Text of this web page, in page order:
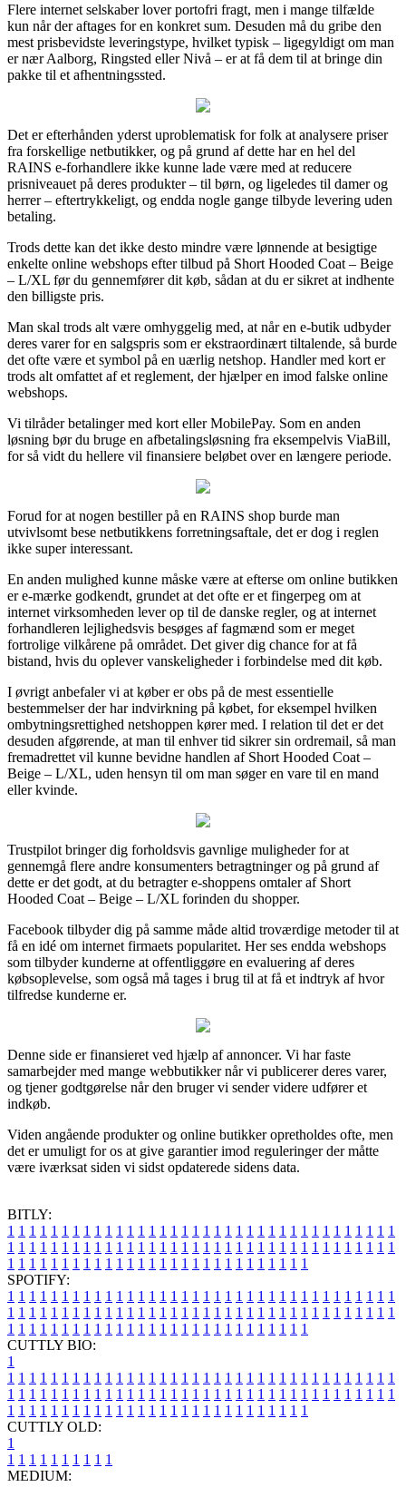
Flere internet selskaber lover portofri fragt, men i mange tilfælde
kun når der aftages for en konkret sum. Desuden må du gribe den
mest prisbevidste leveringstype, hvilket typisk – ligegyldigt om man
er nær Aalborg, Ringsted eller Nivå – er at få dem til at bringe din
pakke til et afhentningssted.
Det er efterhånden yderst uproblematisk for folk at analysere priser
fra forskellige netbutikker, og på grund af dette har en hel del
RAINS e-forhandlere ikke kunne lade være med at reducere
prisniveauet på deres produkter – til børn, og ligeledes til damer og
herrer – eftertrykkeligt, og endda nogle gange tilbyde levering uden
betaling.
Trods dette kan det ikke desto mindre være lønnende at besigtige
enkelte online webshops efter tilbud på Short Hooded Coat – Beige
– L/XL før du gennemfører dit køb, sådan at du er sikret at indhente
den billigste pris.
Man skal trods alt være omhyggelig med, at når en e-butik udbyder
deres varer for en salgspris som er ekstraordinært tiltalende, så burde
det ofte være et symbol på en uærlig netshop. Handler med kort er
trods alt omfattet af et reglement, der hjælper en imod falske online
webshops.
Vi tilråder betalinger med kort eller MobilePay. Som en anden
løsning bør du bruge en afbetalingsløsning fra eksempelvis ViaBill,
for så vidt du hellere vil finansiere beløbet over en længere periode.
Forud for at nogen bestiller på en RAINS shop burde man
utvivlsomt bese netbutikkens forretningsaftale, det er dog i reglen
ikke super interessant.
En anden mulighed kunne måske være at efterse om online butikken
er e-mærke godkendt, grundet at det ofte er et fingerpeg om at
internet virksomheden lever op til de danske regler, og at internet
forhandleren lejlighedsvis besøges af fagmænd som er meget
fortrolige vilkårene på området. Det giver dig chance for at få
bistand, hvis du oplever vanskeligheder i forbindelse med dit køb.
I øvrigt anbefaler vi at køber er obs på de mest essentielle
bestemmelser der har indvirkning på købet, for eksempel hvilken
ombytningsrettighed netshoppen kører med. I relation til det er det
desuden afgørende, at man til enhver tid sikrer sin ordremail, så man
fremadrettet vil kunne bevidne handlen af Short Hooded Coat –
Beige – L/XL, uden hensyn til om man søger en vare til en mand
eller kvinde.
Trustpilot bringer dig forholdsvis gavnlige muligheder for at
gennemgå flere andre konsumenters betragtninger og på grund af
dette er det godt, at du betragter e-shoppens omtaler af Short
Hooded Coat – Beige – L/XL forinden du shopper.
Facebook tilbyder dig på samme måde altid troværdige metoder til at
få en idé om internet firmaets popularitet. Her ses endda webshops
som tilbyder kunderne at offentliggøre en evaluering af deres
købsoplevelse, som også må tages i brug til at få et indtryk af hvor
tilfredse kunderne er.
Denne side er finansieret ved hjælp af annoncer. Vi har faste
samarbejder med mange webbutikker når vi publicerer deres varer,
og tjener godtgørelse når den bruger vi sender videre udfører et
indkøb.
Viden angående produkter og online butikker opretholdes ofte, men
det er umuligt for os at give garantier imod reguleringer der måtte
være iværksat siden vi sidst opdaterede sidens data.
BITLY:
1 1 1 1 1 1 1 1 1 1 1 1 1 1 1 1 1 1 1 1 1 1 1 1 1 1 1 1 1 1 1 1 1 1 1 1
1 1 1 1 1 1 1 1 1 1 1 1 1 1 1 1 1 1 1 1 1 1 1 1 1 1 1 1 1 1 1 1 1 1 1 1
1 1 1 1 1 1 1 1 1 1 1 1 1 1 1 1 1 1 1 1 1 1 1 1 1 1 1 1
SPOTIFY:
1 1 1 1 1 1 1 1 1 1 1 1 1 1 1 1 1 1 1 1 1 1 1 1 1 1 1 1 1 1 1 1 1 1 1 1
1 1 1 1 1 1 1 1 1 1 1 1 1 1 1 1 1 1 1 1 1 1 1 1 1 1 1 1 1 1 1 1 1 1 1 1
1 1 1 1 1 1 1 1 1 1 1 1 1 1 1 1 1 1 1 1 1 1 1 1 1 1 1 1
CUTTLY BIO:
1
1 1 1 1 1 1 1 1 1 1 1 1 1 1 1 1 1 1 1 1 1 1 1 1 1 1 1 1 1 1 1 1 1 1 1 1
1 1 1 1 1 1 1 1 1 1 1 1 1 1 1 1 1 1 1 1 1 1 1 1 1 1 1 1 1 1 1 1 1 1 1 1
1 1 1 1 1 1 1 1 1 1 1 1 1 1 1 1 1 1 1 1 1 1 1 1 1 1 1 1
CUTTLY OLD:
1
1 1 1 1 1 1 1 1 1 1
MEDIUM: